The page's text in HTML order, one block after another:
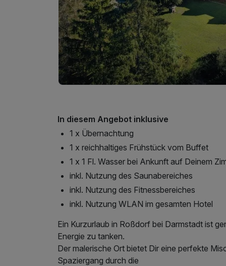
In diesem Angebot inklusive
1 x Übernachtung
1 x reichhaltiges Frühstück vom Buffet
1 x 1 Fl. Wasser bei Ankunft auf Deinem
inkl. Nutzung des Saunabereiches
inkl. Nutzung des Fitnessbereiches
inkl. Nutzung WLAN im gesamten Hotel
Ein Kurzurlaub in Roßdorf bei Darmstadt ist
Energie zu tanken.
Der malerische Ort bietet Dir eine perfekte
Spaziergang durch die